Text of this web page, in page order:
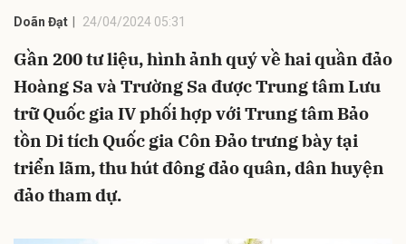
Doãn Đạt 24/04/2024 05:31
Gần 200 tư liệu, hình ảnh quý về hai quần đảo
Hoàng Sa và Trường Sa được Trung tâm Lưu
trữ Quốc gia IV phối hợp với Trung tâm Bảo
tồn Di tích Quốc gia Côn Đảo trưng bày tại
triển lãm, thu hút đông đảo quân, dân huyện
đảo tham dự.